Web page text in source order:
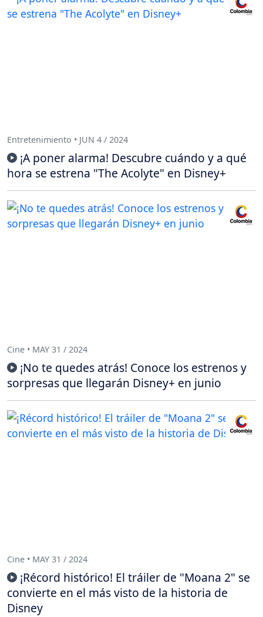
Entretenimiento • JUN 4 / 2024
¡A poner alarma! Descubre cuándo y a qué
hora se estrena "The Acolyte" en Disney+
Cine • MAY 31 / 2024
¡No te quedes atrás! Conoce los estrenos y
sorpresas que llegarán Disney+ en junio
Cine • MAY 31 / 2024
¡Récord histórico! El tráiler de "Moana 2" se
convierte en el más visto de la historia de
Disney